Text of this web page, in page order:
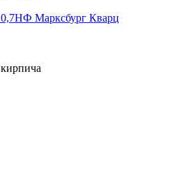
Марксбург Кварц